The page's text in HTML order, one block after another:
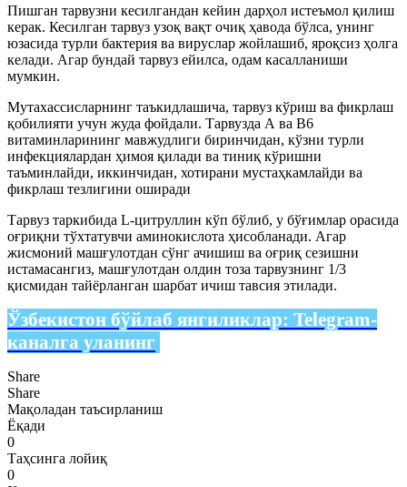
Пишган тарвузни кесилгандан кейин дарҳол истеъмол қилиш
керак. Кесилган тарвуз узоқ вақт очиқ ҳавода бўлса, унинг
юзасида турли бактерия ва вируслар жойлашиб, яроқсиз ҳолга
келади. Агар бундай тарвуз ейилса, одам касалланиши
мумкин.
Мутахассисларнинг таъкидлашича, тарвуз кўриш ва фикрлаш
қобилияти учун жуда фойдали. Тарвузда А ва В6
витаминларининг мавжудлиги биринчидан, кўзни турли
инфекциялардан ҳимоя қилади ва тиниқ кўришни
таъминлайди, иккинчидан, хотирани мустаҳкамлайди ва
фикрлаш тезлигини оширади
Тарвуз таркибида L-цитруллин кўп бўлиб, у бўғимлар орасида
оғриқни тўхтатувчи аминокислота ҳисобланади. Агар
жисмоний машғулотдан сўнг ачишиш ва оғриқ сезишни
истамасангиз, машғулотдан олдин тоза тарвузнинг 1/3
қисмидан тайёрланган шарбат ичиш тавсия этилади.
Ўзбекистон бўйлаб янгиликлар: Telegram-
каналга уланинг
Share
Share
Мақоладан таъсирланиш
Ёқади
0
Таҳсинга лойиқ
0